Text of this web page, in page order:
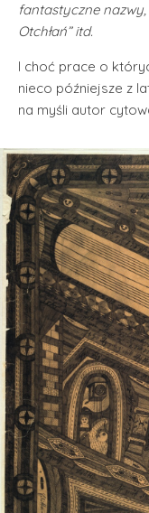
fantastyczne nazwy,
Otchłań” itd.
I choć prace o
nieco późniejsze z
na myśli autor